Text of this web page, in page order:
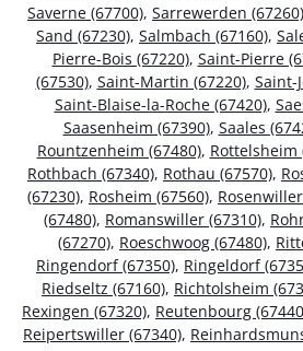
Saverne (67700), Sarrewerden (67260)
Sand (67230), Salmbach (67160),
Pierre-Bois (67220), Saint-Pierre
(67530), Saint-Martin (67220), Saint-
Saint-Blaise-la-Roche (67420),
Saasenheim (67390), Saales
Rountzenheim (67480), Rottelsheim
Rothbach (67340), Rothau (67570),
(67230), Rosheim (67560),
(67480), Romanswiller (67310),
(67270), Roeschwoog (67480),
Ringendorf (67350), Ringeldorf
Riedseltz (67160), Richtolsheim
Rexingen (67320), Reutenbourg
Reipertswiller (67340),